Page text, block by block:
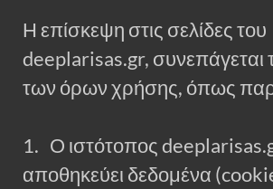
Η επίσκεψη στις σελίδες του
deeplarisas.gr, συνεπάγεται
των όρων χρήσης, όπως
1. Ο ιστότοπος
αποθηκεύει δεδομένα